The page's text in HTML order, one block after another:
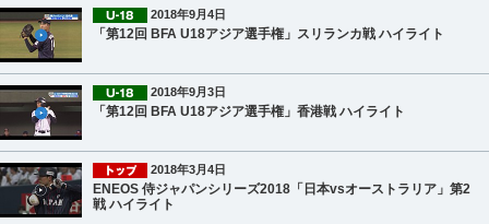
2018年9月4日
「第12回 BFA U18アジア選手権」スリランカ戦 ハイライト
2018年9月3日
「第12回 BFA U18アジア選手権」香港戦 ハイライト
2018年3月4日
ENEOS 侍ジャパンシリーズ2018「日本vsオーストラリア」第2
戦 ハイライト